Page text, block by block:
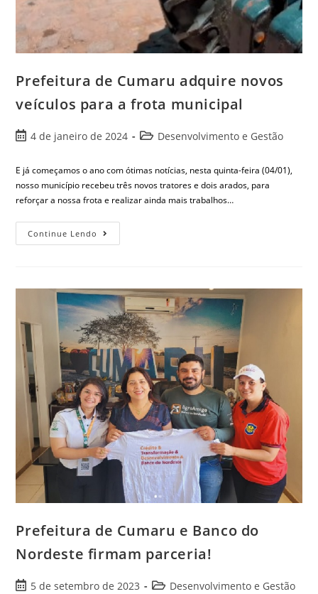
Prefeitura de Cumaru adquire novos
veículos para a frota municipal
4 de janeiro de 2024 Desenvolvimento e Gestão
E já começamos o ano com ótimas notícias, nesta quinta-feira (04/01),
nosso município recebeu três novos tratores e dois arados, para
reforçar a nossa frota e realizar ainda mais trabalhos…
Continue Lendo
Prefeitura de Cumaru e Banco do
Nordeste firmam parceria!
5 de setembro de 2023 Desenvolvimento e Gestão